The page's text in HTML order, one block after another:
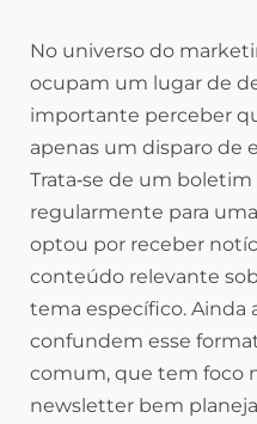
No universo do
ocupam um lugar de
importante perceber
apenas um disparo de
Trata‑se de um
regularmente para
optou por receber
conteúdo relevante
tema específico. Ainda
confundem esse
comum, que tem foco
newsletter bem